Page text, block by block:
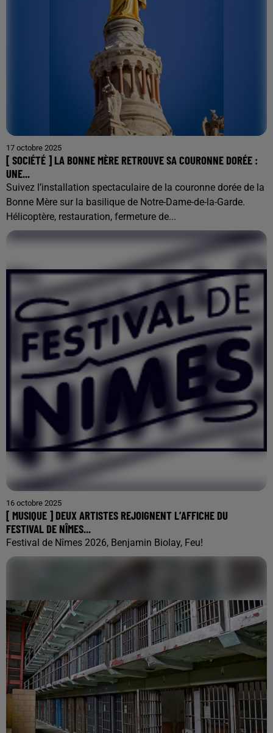
17 octobre 2025
[ SOCIÉTÉ ] LA BONNE MÈRE RETROUVE SA COURONNE DORÉE :
UNE...
Suivez l’installation spectaculaire de la couronne dorée de la
Bonne Mère sur la basilique de Notre-Dame-de-la-Garde.
Hélicoptère, restauration, fermeture de...
16 octobre 2025
[ MUSIQUE ] DEUX ARTISTES REJOIGNENT L’AFFICHE DU
FESTIVAL DE NÎMES...
Festival de Nîmes 2026, Benjamin Biolay, Feu!